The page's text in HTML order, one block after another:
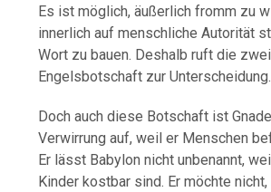
Es ist möglich, äußerlich fromm zu
innerlich auf menschliche Autorität
Wort zu bauen. Deshalb ruft die
Engelsbotschaft zur Unterscheidung.
Doch auch diese Botschaft ist
Verwirrung auf, weil er Menschen
Er lässt Babylon nicht unbenannt,
Kinder kostbar sind. Er möchte